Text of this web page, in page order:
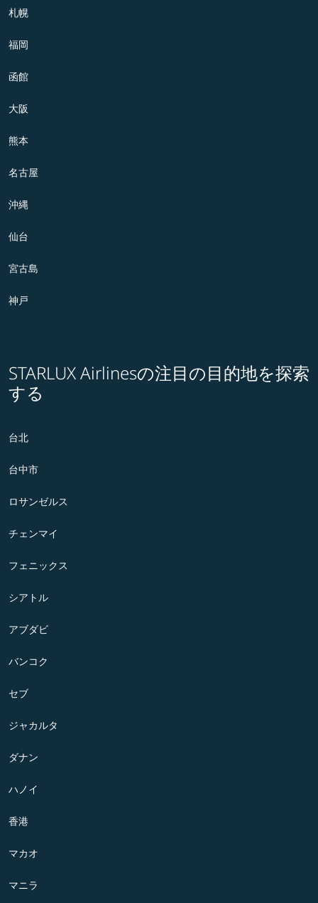
札幌
福岡
函館
大阪
熊本
名古屋
沖縄
仙台
宮古島
神戸
STARLUX Airlinesの注目の目的地を探索
する
台北
台中市
ロサンゼルス
チェンマイ
フェニックス
シアトル
アブダビ
バンコク
セブ
ジャカルタ
ダナン
ハノイ
香港
マカオ
マニラ